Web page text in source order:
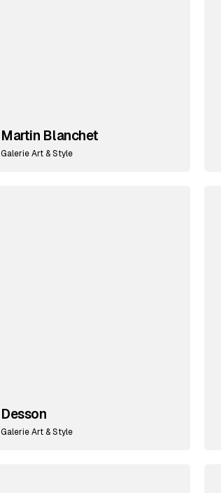
Martin Blanchet
Galerie Art & Style
Desson
Galerie Art & Style